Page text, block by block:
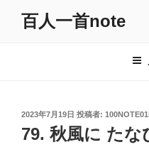
百人一首note
投
稿
日:
2023年7月19日 投稿者:
79. 秋風に たな